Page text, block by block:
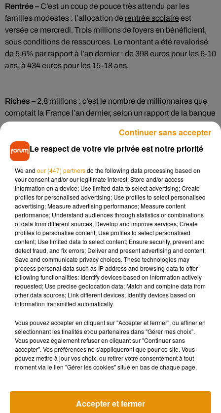
Rentrée – C’est un coup de pouce très attendu par les
familles modestes : l’allocation de rentrée scolaire est
versée ce mercredi. Trois millions de foyers en bénéficient,
sous conditions de ressources. Le montant a été revalorisé
de 5,6% par rapport à l’an dernier : de 398 euros pour les 6-10
ans, à 434 euros pour les 15-18 ans.
Riches – 2,8 millions : c’est le nombre de millionnaires que
comptait la France l’an dernier, selon un rapport de la banque
UBS. Un chiffre en hausse, il y en a 25.000 de plus que
l’année précédente. La France est désormais sur le podium
des pays avec le plus de personnes possédant un patrimoine
supérieur à un million d’euros. Elle n’est en revanche que
neuvième au classement des ultra-riches, c’est-à-dire plus
de 50 millions d’euros.
Football –Angleterre – Espagne ! On connait désormais
l’affiche de la finale du mondial féminin de football. Les
Anglaises ont éliminé le pays-hôte, l’Australie, ce mercredi.
Rendez-vous dimanche midi pour la finale, ce sera une
première pour les deux nations. Avant cela, samedi, le match
pour la troisième place opposera la Suède et l’Australie.
Musique
Pomme emprunte le décor de l’émission
« Loups Garous » pour son...
Le respect de votre vie privée est notre priorité
We and our (447) partnersdo the following data processing based on
your consent and/or our legitimate interest: Store and/or access
information on a device; Use limited data to select advertising; Create
profiles for personalised advertising; Use profiles to select personalised
advertising; Measure advertising performance; Measure content
performance; Understand audiences through statistics or combinations
of data from different sources; Develop and improve services; Create
profiles to personalise content; Use profiles to select personalised
content; Use limited data to select content; Ensure security, prevent and
detect fraud, and fix errors; Deliver and present advertising and content;
Save and communicate privacy choices. These technologies may
process personal data such as IP address and browsing data to offer
following functionalities: Identify devices based on information actively
requested; Use precise geolocation data; Match and combine data from
other data sources; Link different devices; Identify devices based on
information transmitted automatically.
Vous pouvez accepter en cliquant sur "Accepter et fermer", ou affiner en
sélectionnant les finalités et/ou partenaires dans "Gérer mes choix".
Vous pouvez également refuser en cliquant sur "Continuer sans
accepter". Vos préférences ne s'appliqueront que pour ce site. Vous
pouvez mettre à jour vos choix, ou retirer votre consentement à tout
moment via le lien "Gérer les cookies" situé en bas de chaque page.
Accepter et fermer
Continuer sans accepter